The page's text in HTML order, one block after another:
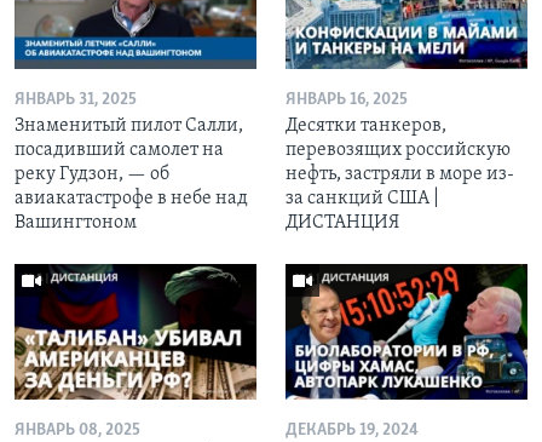
ЯНВАРЬ 31, 2025
Знаменитый пилот Салли,
посадивший самолет на
реку Гудзон, — об
авиакатастрофе в небе над
Вашингтоном
ЯНВАРЬ 16, 2025
Десятки танкеров,
перевозящих российскую
нефть, застряли в море из-
за санкций США |
ДИСТАНЦИЯ
ЯНВАРЬ 08, 2025 ДЕКАБРЬ 19, 2024